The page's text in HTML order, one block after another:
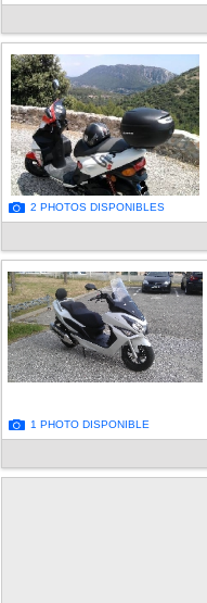
2 PHOTOS DISPONIBLES
1 PHOTO DISPONIBLE